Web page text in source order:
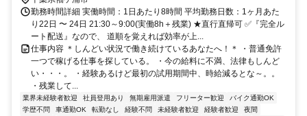
勤務時間詳細 実働時間：1日あたり8時間 平均勤務日数：1ヶ月あた
り22日 〜 24日 21:30～9:00(実働8h＋残業) ★直行直帰可 ✅『完全ル
ート配送』なので、 道順を覚えれば効率が上...
仕事内容 ＊しんどい状況で働き続けているあなたへ！＊ ・普通免許
一つで稼げる仕事を探している。 ・今の給料に不満、法律もしんど
い・・・。 ・経験あるけど最初の試用期間中、時給減るとな～。。
・残業して...
業界未経験者歓迎 社員登用あり 無期雇用派遣 フリーター歓迎
バイク通勤OK
学歴不問
車通勤OK 転勤なし 経験不問 未経験者歓迎 経験者歓迎
夜間